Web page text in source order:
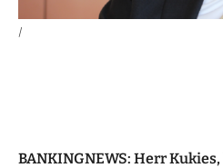
|
BANKINGNEWS: Herr